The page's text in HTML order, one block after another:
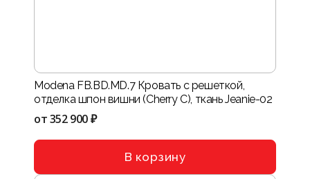
Modena FB.BD.MD.7 Кровать с решеткой,
отделка шпон вишни (Сherry С), ткань Jeanie-02
от352 900 ₽
В корзину